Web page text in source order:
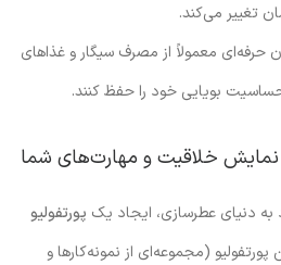
تغییر می‌کند.
حرفه‌ای معمولاً از مصرف سیگار و غذاهای
بویایی خود را حفظ کنند.
به دنیای عطرسازی، ایجاد یک پورتفولیو
(مجموعه‌ای از نمونه‌کارها و